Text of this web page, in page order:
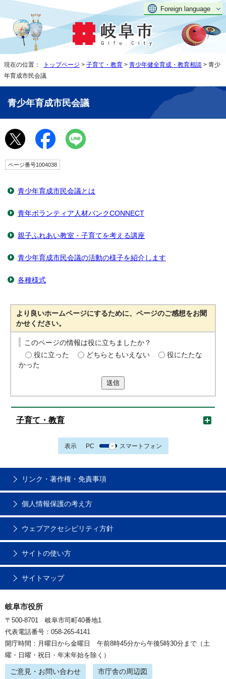
Foreign language
現在の位置： トップページ > 子育て・教育 > 青少年健全育成・教育相談 > 青少
年育成市民会議
青少年育成市民会議
ページ番号1004038
青少年育成市民会議とは
青年ボランティア人材バンクCONNECT
親子ふれあい教室・子育てを考える講座
青少年育成市民会議の活動の様子を紹介します
各種様式
より良いホームページにするために、ページのご感想をお聞
かせください。
このページの情報は役に立ちましたか？
役に立った
どちらともいえない
役にたたな
かった
送信
子育て・教育
表示 PC スマートフォン
リンク・著作権・免責事項
個人情報保護の考え方
ウェブアクセシビリティ方針
サイトの使い方
サイトマップ
岐阜市役所
〒500-8701 岐阜市司町40番地1
代表電話番号：058-265-4141
開庁時間：月曜日から金曜日 午前8時45分から午後5時30分まで（土
曜・日曜・祝日・年末年始を除く）
ご意見・お問い合わせ 市庁舎の周辺図